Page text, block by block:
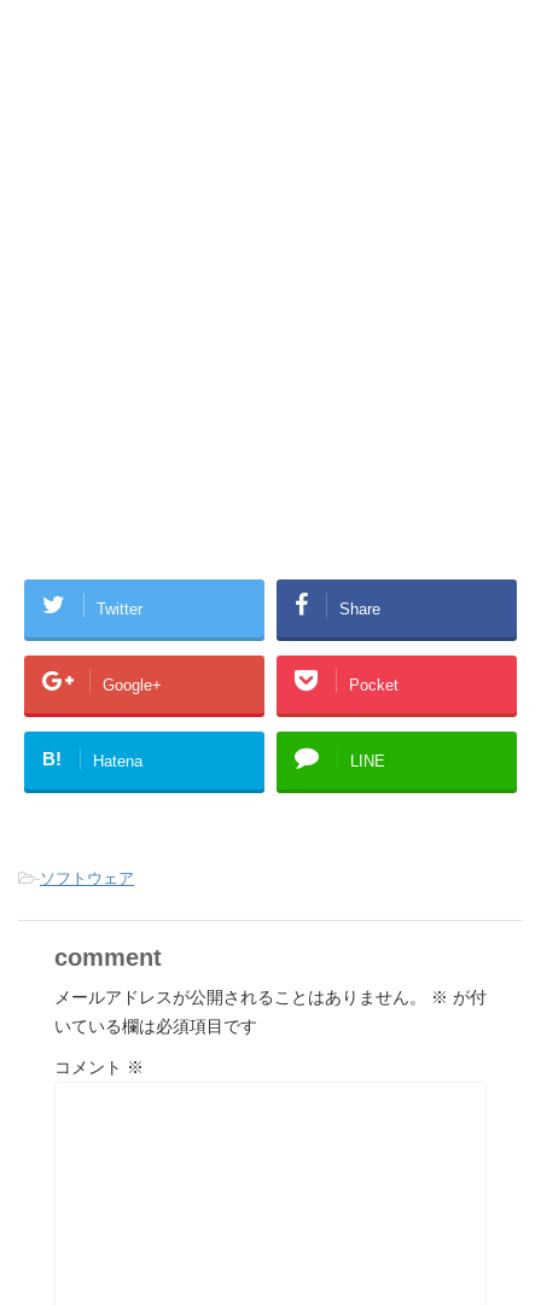
Twitter Share
Google+ Pocket
B! Hatena LINE
-ソフトウェア
comment
メールアドレスが公開されることはありません。 ※ が付
いている欄は必須項目です
コメント ※